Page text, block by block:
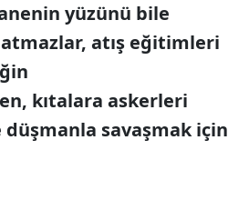
yüzünü bile
atış eğitimleri
kıtalara askerleri
savaşmak için